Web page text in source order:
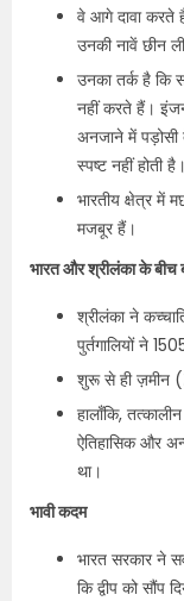
वे आगे दावा करते
उनकी नावें छीन
उनका तर्क है कि
नहीं करते हैं।
अनजाने में
स्पष्ट नहीं होती है।
भारतीय क्षेत्र में
मजबूर हैं।
भारत और श्रीलंका के बीच
श्रीलंका ने
पुर्तगालियों ने
शुरू से ही ज़मीन
हालाँकि,
ऐतिहासिक और
था।
भावी कदम
भारत सरकार ने
कि द्वीप को सौंप